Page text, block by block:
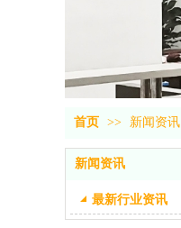
首页 >> 新闻资讯
新闻资讯
最新行业资讯